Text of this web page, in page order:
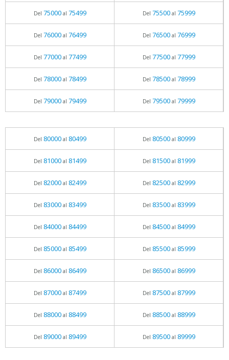
Del 75000al 75499 Del 75500al 75999
Del 76000al 76499 Del 76500al 76999
Del 77000al 77499 Del 77500al 77999
Del 78000al 78499 Del 78500al 78999
Del 79000al 79499 Del 79500al 79999
Del 80000al 80499 Del 80500al 80999
Del 81000al 81499 Del 81500al 81999
Del 82000al 82499 Del 82500al 82999
Del 83000al 83499 Del 83500al 83999
Del 84000al 84499 Del 84500al 84999
Del 85000al 85499 Del 85500al 85999
Del 86000al 86499 Del 86500al 86999
Del 87000al 87499 Del 87500al 87999
Del 88000al 88499 Del 88500al 88999
Del 89000al 89499 Del 89500al 89999